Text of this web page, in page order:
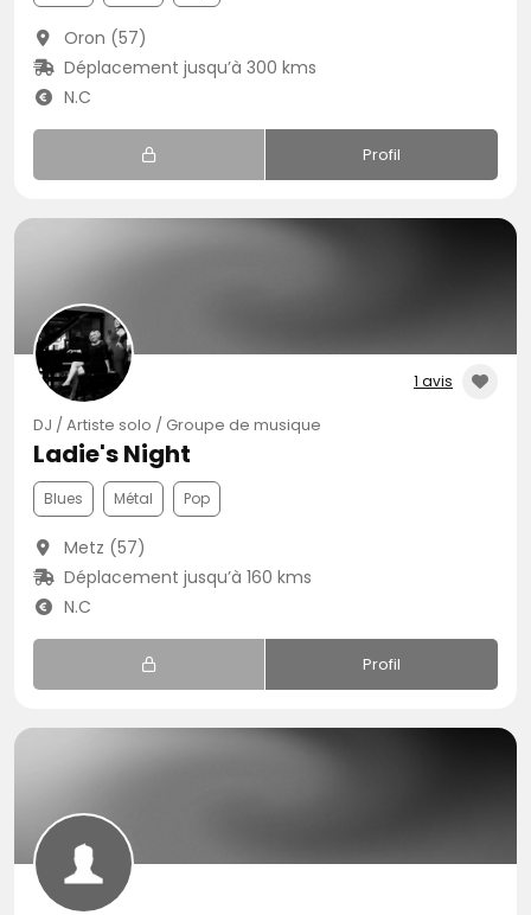
Oron (57)
Déplacement jusqu’à 300 kms
N.C
Profil
1 avis
DJ / Artiste solo / Groupe de musique
Ladie's Night
Blues Métal Pop
Metz (57)
Déplacement jusqu’à 160 kms
N.C
Profil